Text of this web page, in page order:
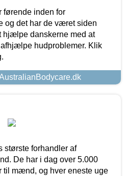
førende inden for
og det har de været siden
hjælpe danskerne med at
hudproblemer. Klik
største forhandler af
De har i dag over 5.000
til mænd, og hver eneste uge